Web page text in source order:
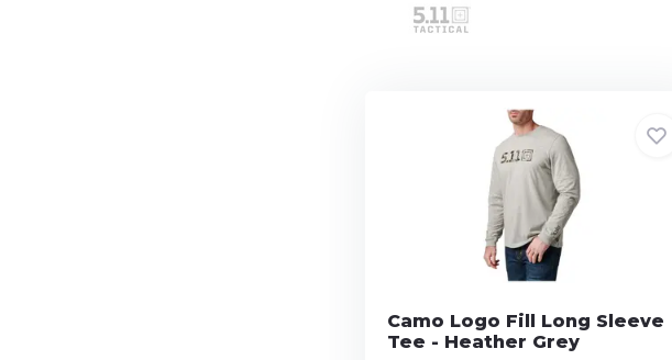
Camo Logo Fill Long Sleeve
Tee - Heather Grey